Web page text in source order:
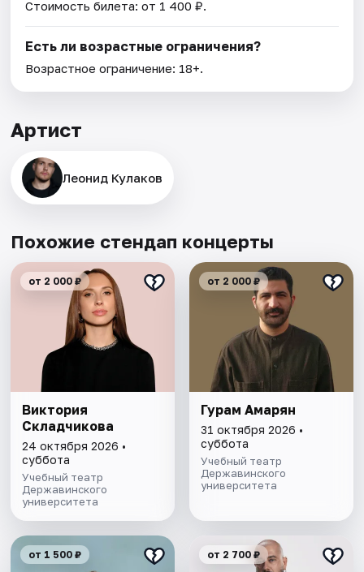
Стоимость билета: от 1 400 ₽.
Есть ли возрастные ограничения?
Возрастное ограничение: 18+.
Артист
Леонид Кулаков
Похожие стендап концерты
от 2 000 ₽
Виктория
Складчикова
24 октября 2026 •
суббота
Учебный театр
Державинского
университета
от 2 000 ₽
Гурам Амарян
31 октября 2026 •
суббота
Учебный театр
Державинского
университета
от 1 500 ₽ от 2 700 ₽